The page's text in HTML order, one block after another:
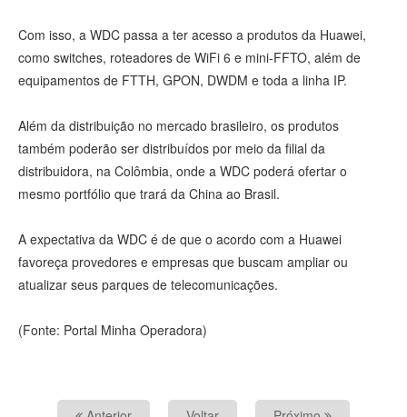
Com isso, a WDC passa a ter acesso a produtos da Huawei,
como switches, roteadores de WiFi 6 e mini-FFTO, além de
equipamentos de FTTH, GPON, DWDM e toda a linha IP.
Além da distribuição no mercado brasileiro, os produtos
também poderão ser distribuídos por meio da filial da
distribuidora, na Colômbia, onde a WDC poderá ofertar o
mesmo portfólio que trará da China ao Brasil.
A expectativa da WDC é de que o acordo com a Huawei
favoreça provedores e empresas que buscam ampliar ou
atualizar seus parques de telecomunicações.
(Fonte: Portal Minha Operadora)